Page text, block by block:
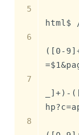
html$
([0-
_]+)-